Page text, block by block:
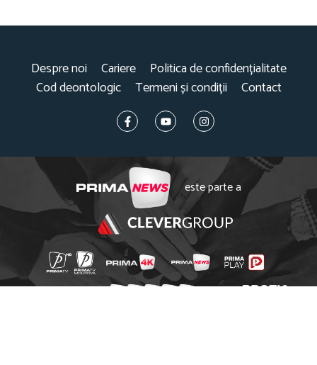
Despre noi Cariere
Politica de confidențialitate
Cod deontologic
Termeni și condiții Contact
este parte a